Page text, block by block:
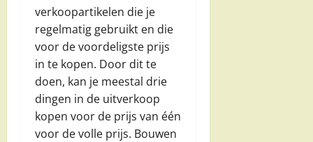
verkoopartikelen die je
regelmatig gebruikt en die
voor de voordeligste prijs
in te kopen. Door dit te
doen, kan je meestal drie
dingen in de uitverkoop
kopen voor de prijs van één
voor de volle prijs. Bouwen